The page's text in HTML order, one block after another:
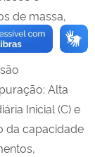
de massa,
Alta
Inicial (C) e
da capacidade